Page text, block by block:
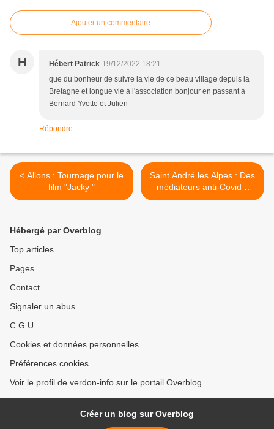
Ajouter un commentaire
H Hébert Patrick 19/12/2022 18:21
que du bonheur de suivre la vie de ce beau village depuis la
Bretagne et longue vie à l'association bonjour en passant à
Bernard Yvette et Julien
Répondre
< Allons : Tournage pour le
film "Jacky "
Saint André les Alpes : Des
médiateurs anti-Covid à
votre service ! >
Hébergé par Overblog
Top articles
Pages
Contact
Signaler un abus
C.G.U.
Cookies et données personnelles
Préférences cookies
Voir le profil de verdon-info sur le portail Overblog
Créer un blog sur Overblog